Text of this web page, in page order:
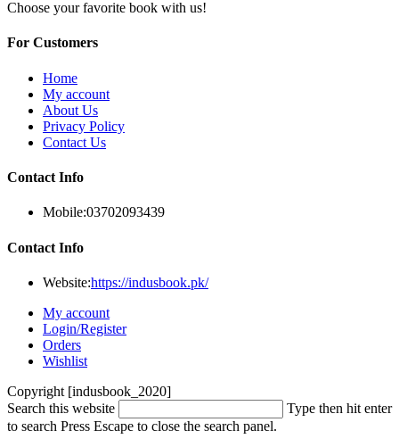
Choose your favorite book with us!
For Customers
Home
My account
About Us
Privacy Policy
Contact Us
Contact Info
Mobile:03702093439
Contact Info
Website:https://indusbook.pk/
My account
Login/Register
Orders
Wishlist
Copyright [indusbook_2020]
Search this website
Type then hit enter
to search Press Escape to close the search panel.